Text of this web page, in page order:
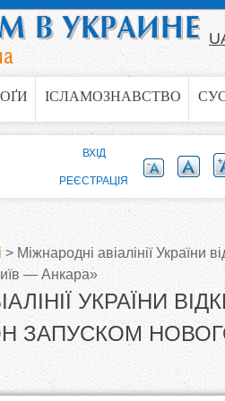
navigation
ІСЛАМОЗНАВСТВО
> Міжнародні авіалінії України
— Анкара»
УКРАЇНИ
ЗАПУСКОМ
ВХІД
РЕЄСТРАЦІЯ